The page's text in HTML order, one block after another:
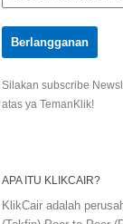
Silakan subscribe
atas ya TemanKlik!
APA ITU KLIKCAIR?
KlikCair adalah